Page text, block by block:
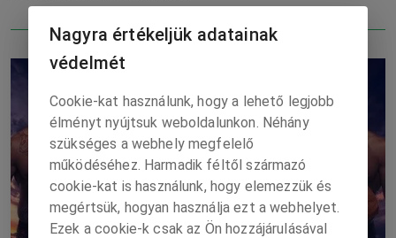
Nagyra értékeljük adatainak
védelmét
Cookie-kat használunk, hogy a lehető legjobb
élményt nyújtsuk weboldalunkon. Néhány
szükséges a webhely megfelelő
működéséhez. Harmadik féltől származó
cookie-kat is használunk, hogy elemezzük és
megértsük, hogyan használja ezt a webhelyet.
Ezek a cookie-k csak az Ön hozzájárulásával